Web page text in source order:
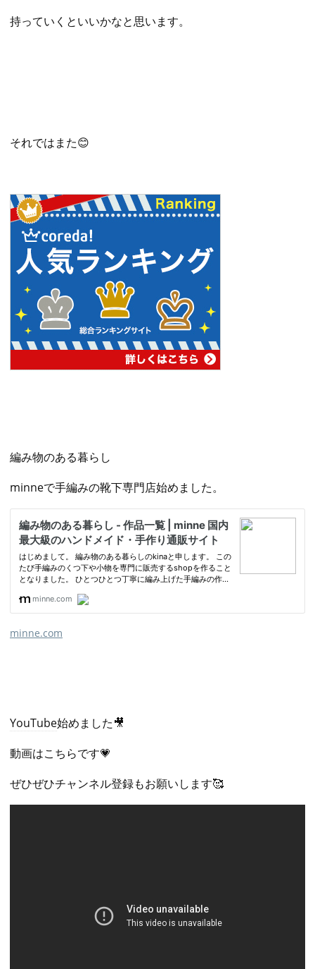
持っていくといいかなと思います。
それではまた😊
編み物のある暮らし
minneで手編みの靴下専門店始めました。
minne.com
YouTube始めました🎥
動画はこちらです💗
ぜひぜひチャンネル登録もお願いします🥰